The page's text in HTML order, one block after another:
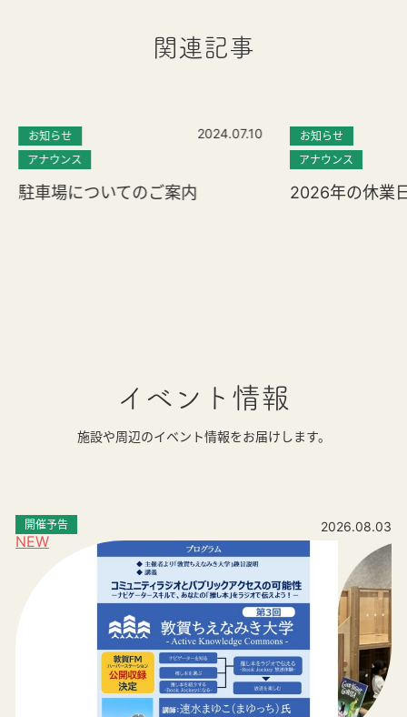
関連記事
お知らせ
アナウンス
2024.07.10
駐車場についてのご案内
お知らせ
アナウンス
2026年の休業
イベント情報
施設や周辺のイベント情報をお届けします。
NEW
開催予告 2026.08.03